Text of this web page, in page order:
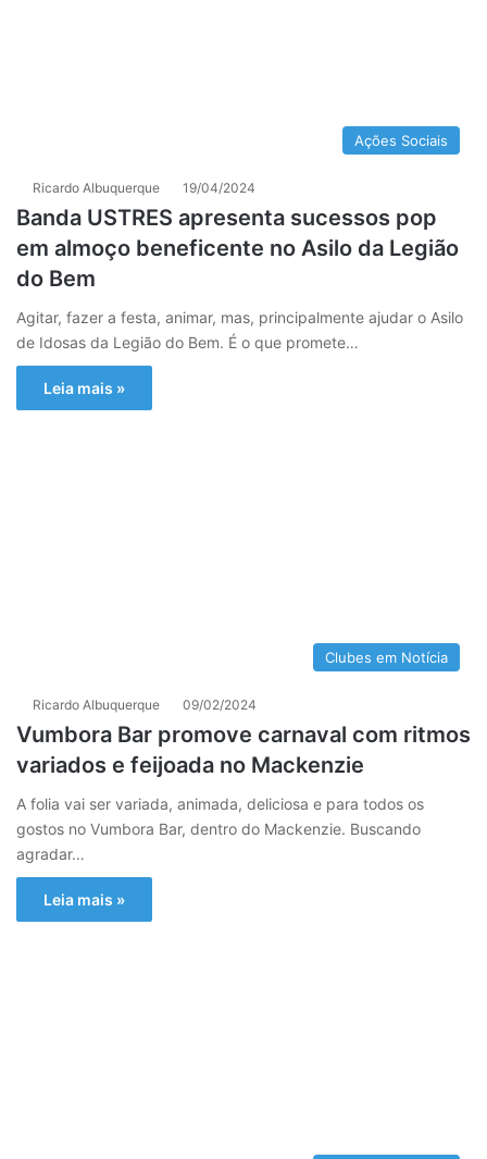
Ações Sociais
Ricardo Albuquerque 19/04/2024
Banda USTRES apresenta sucessos pop
em almoço beneficente no Asilo da Legião
do Bem
Agitar, fazer a festa, animar, mas, principalmente ajudar o Asilo
de Idosas da Legião do Bem. É o que promete…
Leia mais »
Clubes em Notícia
Ricardo Albuquerque 09/02/2024
Vumbora Bar promove carnaval com ritmos
variados e feijoada no Mackenzie
A folia vai ser variada, animada, deliciosa e para todos os
gostos no Vumbora Bar, dentro do Mackenzie. Buscando
agradar…
Leia mais »